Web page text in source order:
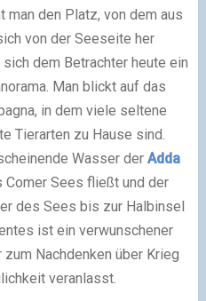
man den Platz, von dem aus
von der Seeseite her
dem Betrachter heute ein
Man blickt auf das
in dem viele seltene
Tierarten zu Hause sind.
Wasser der Adda
Comer Sees fließt und der
des Sees bis zur Halbinsel
ist ein verwunschener
Nachdenken über Krieg
veranlasst.